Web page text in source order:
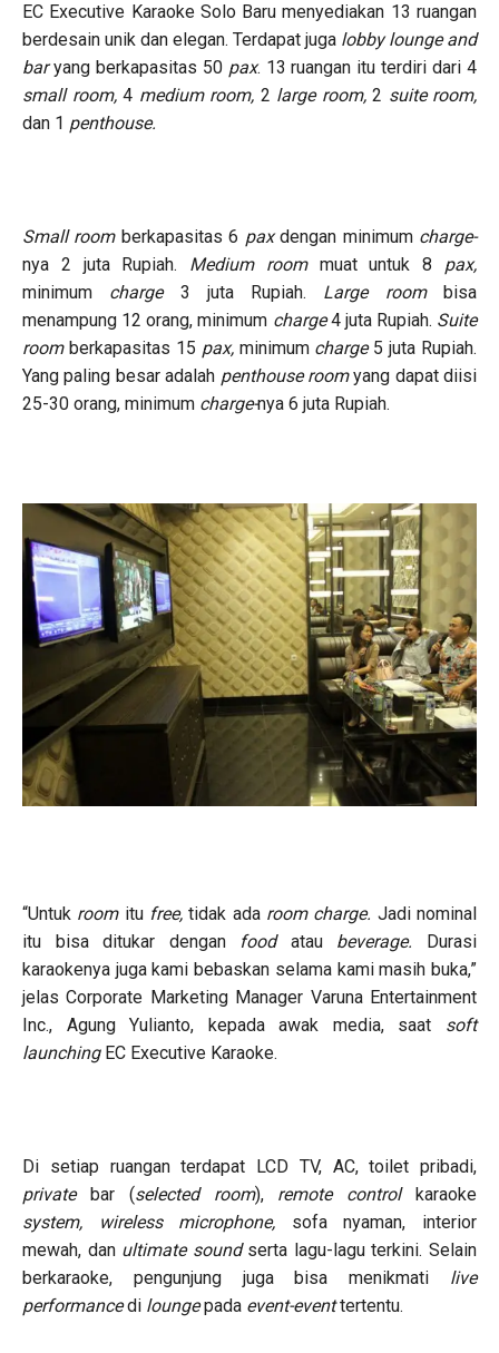
EC Executive Karaoke Solo Baru menyediakan 13 ruangan
berdesain unik dan elegan. Terdapat juga lobby lounge and
baryang berkapasitas 50 pax. 13 ruangan itu terdiri dari 4
small room, 4 medium room, 2 large room, 2 suite room,
dan 1 penthouse.
Small room berkapasitas 6 paxdengan minimum charge-
nya 2 juta Rupiah. Medium room muat untuk 8 pax,
minimum charge 3 juta Rupiah. Large room
bisa
menampung 12 orang, minimum charge4 juta Rupiah. Suite
room berkapasitas 15 pax, minimum charge 5 juta Rupiah.
Yang paling besar adalah penthouse roomyang dapat diisi
25-30 orang, minimum charge-nya 6 juta Rupiah.
“Untuk room itu free,tidak ada room charge. Jadi nominal
itu bisa ditukar dengan food atau beverage.
Durasi
karaokenya juga kami bebaskan selama kami masih buka,”
jelas Corporate Marketing Manager Varuna Entertainment
Inc., Agung Yulianto, kepada awak media, saat soft
launching EC Executive Karaoke.
Di setiap ruangan terdapat LCD TV, AC, toilet pribadi,
private
bar (selected room), remote control
karaoke
system, wireless microphone, sofa nyaman, interior
mewah, dan ultimate sound serta lagu-lagu terkini. Selain
berkaraoke, pengunjung juga bisa menikmati live
performancedi loungepada event-eventtertentu.